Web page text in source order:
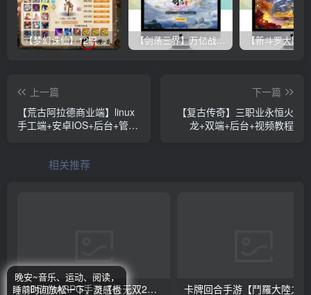
【梦幻诛仙】12职业魔改电玩版+双端+后台+视频教程 【剑荡三界】万亿战力 win一键端+双端带教程+运营后台+授权GM后台+完美开服商业端
上一篇
【荒古阿拉德商业端】linux
手工端+安卓IOS+后台+管理
下一篇
【复古传奇】三职业永恒火
龙+双端+后台+视频教程
相关推荐
3D动作ARPG手游【极无双2觉醒卧龙列传版】Linux手工服务端+CDK授权后台+热更APK+安卓苹果双端+详细搭建教程
晚安~音乐、运动、阅读，
睡前时间放松一下，灵感也